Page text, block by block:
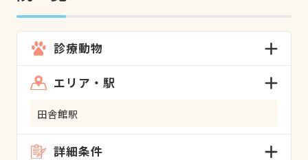
診療動物
エリア・駅
田舎館駅
詳細条件